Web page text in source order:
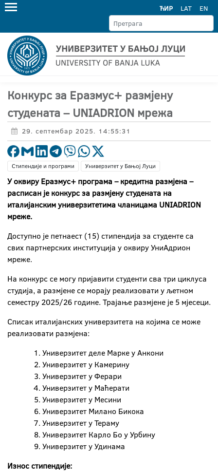
ЋИР LAT EN
Конкурс за Еразмус+ размјену
студената – UNIADRION мрежа
29. септембар 2025. 14:55:31
Стипендије и програми Универзитет у Бањој Луци
У оквиру Еразмус+ програма – кредитна размјена –
расписан је конкурс за размјену студената на
италијанским универзитетима чланицама UNIADRION
мреже.
Доступно је петнаест (15) стипендија за студенте са
свих партнерских институција у оквиру УниАдрион
мреже.
На конкурс се могу пријавити студенти сва три циклуса
студија, а размјене се морају реализовати у љетном
семестру 2025/26 године. Трајање размјене је 5 мјесеци.
Списак италијанских универзитета на којима се може
реализовати размјена:
Универзитет деле Марке у Анкони
Универзитет у Камерину
Универзитет у Ферари
Универзитет у Маћерати
Универзитет у Месини
Универзитет Милано Бикока
Универзитет у Тераму
Универзитет Карло Бо у Урбину
Универзитет у Удинама
Износ стипендије: